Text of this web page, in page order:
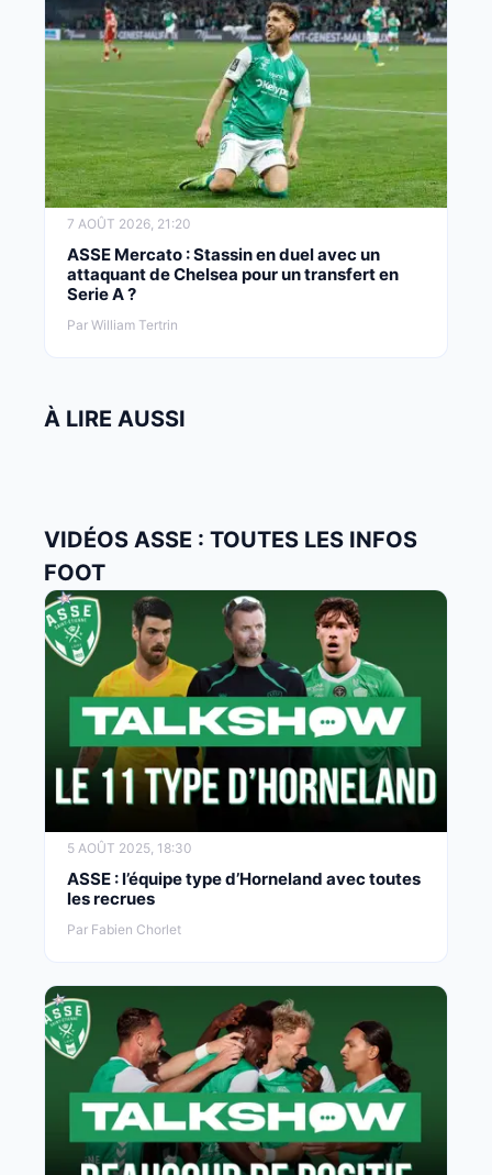
7 AOÛT 2026, 21:20
ASSE Mercato : Stassin en duel avec un
attaquant de Chelsea pour un transfert en
Serie A ?
Par William Tertrin
À LIRE AUSSI
VIDÉOS ASSE : TOUTES LES INFOS
FOOT
5 AOÛT 2025, 18:30
ASSE : l’équipe type d’Horneland avec toutes
les recrues
Par Fabien Chorlet